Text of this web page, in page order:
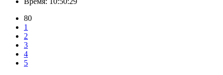
80
1
2
3
4
5